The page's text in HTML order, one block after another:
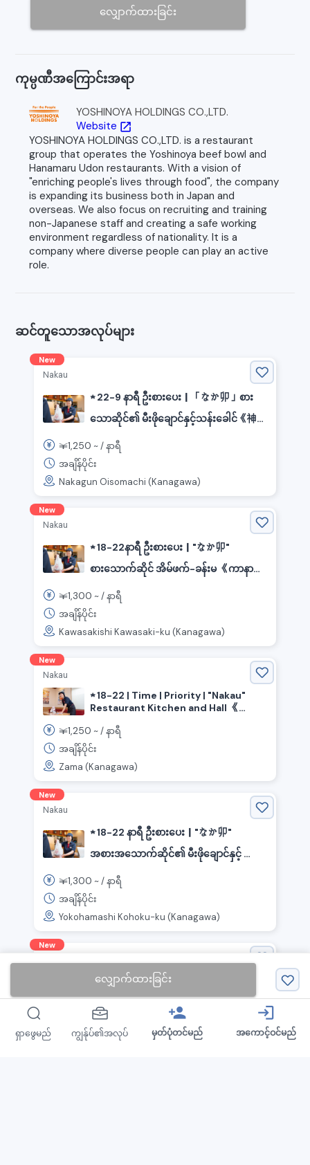
လျှောက်ထားခြင်း
လျှောက်ထားခြင်း
ကုမ္ပဏီအကြောင်းအရာ
YOSHINOYA HOLDINGS CO.,LTD.
Website open_in_new
YOSHINOYA HOLDINGS CO.,LTD. is a restaurant
group that operates the Yoshinoya beef bowl and
Hanamaru Udon restaurants. With a vision of
"enriching people's lives through food", the company
is expanding its business both in Japan and
overseas. We also focus on recruiting and training
non-Japanese staff and creating a safe working
environment regardless of nationality. It is a
company where diverse people can play an active
role.
ဆင်တူသောအလုပ်များ
New
Nakau
★ 22-9 နာရီ ဦးစားပေး｜「なか卯」စား
သောဆိုင်၏ မီးဖိုချောင်နှင့်သန်းခေါင်《神奈
￥1,250 ~ /နာရီ
အချိန်ပိုင်း
Nakagun Oisomachi (Kanagawa)
New
Nakau
★ 18-22နာရီ ဦးစားပေး｜"なか卯"
စားသောက်ဆိုင် အိမ်ဖက်-ခန်းမ 《ကာနာဂါ
ဝါခရိုင်၊ ကာဝာစာကိမြို့၊ ကာဝာစာကိ ဘူ
တာ》
￥1,300 ~ /နာရီ
အချိန်ပိုင်း
Kawasakishi Kawasaki-ku (Kanagawa)
New
Nakau
★ 18-22 | Time | Priority | "Nakau"
Restaurant Kitchen and Hall 《
Minamirinkan Station 》
￥1,250 ~ /နာရီ
အချိန်ပိုင်း
Zama (Kanagawa)
New
Nakau
★ 18-22 နာရီ ဦးစားပေး｜"なか卯"
အစားအသောက်ဆိုင်၏ မီးဖိုချောင်နှင့် ဟော
လ်《神奈川県横浜市港北区, 綱島駅》
￥1,300 ~ /နာရီ
အချိန်ပိုင်း
Yokohamashi Kohoku-ku (Kanagawa)
New
★ ညနေ ၁၈-၂၂ နာရီ ဦးစားပေး｜「なか
卯」စားသောက်ဆိုင်၏ မီးဖိုချောင်နှင့်
ဧည့်ခန်း《神奈川県横浜市都筑区, ဆင်တာ
1,310~ /နာရီ
ရှာဖွေမည် ကျွန်ုပ်၏အလုပ်
person_add
မှတ်ပုံတင်မည်
login
အကောင့်ဝင်မည်